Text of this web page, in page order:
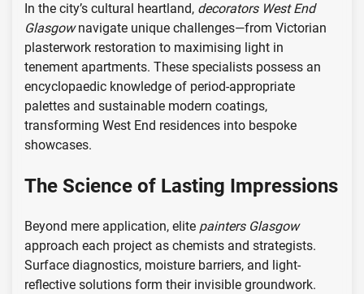
In the city’s cultural heartland, decorators West End
Glasgownavigate unique challenges—from Victorian
plasterwork restoration to maximising light in
tenement apartments. These specialists possess an
encyclopaedic knowledge of period-appropriate
palettes and sustainable modern coatings,
transforming West End residences into bespoke
showcases.
The Science of Lasting Impressions
Beyond mere application, elite painters Glasgow
approach each project as chemists and strategists.
Surface diagnostics, moisture barriers, and light-
reflective solutions form their invisible groundwork.